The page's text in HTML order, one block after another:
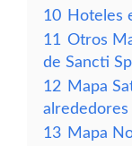
10 Hoteles
11 Otros
de Sancti
12 Mapa
alrededores
13 Mapa